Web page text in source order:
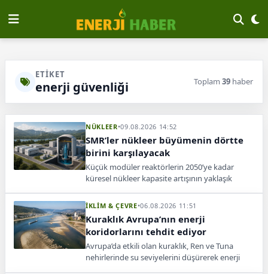
ETIKET
enerji güvenliği Toplam 39 haber
NÜKLEER•09.08.2026 14:52
SMR’ler nükleer büyümenin dörtte
birini karşılayacak
Küçük modüler reaktörlerin 2050’ye kadar
küresel nükleer kapasite artışının yaklaşık
yatırım çekmesi bekleniyor.
İKLİM & ÇEVRE•06.08.2026 11:51
Kuraklık Avrupa’nın enerji
koridorlarını tehdit ediyor
Avrupa’da etkili olan kuraklık, Ren ve Tuna
nehirlerinde su seviyelerini düşürerek enerji